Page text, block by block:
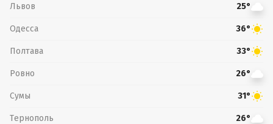
Львов 25°
Одесса 36°
Полтава 33°
Ровно 26°
Сумы 31°
Тернополь 26°